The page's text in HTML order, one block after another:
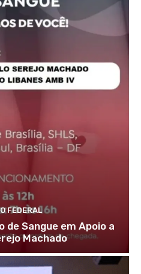
FEDERAL
de Sangue em Apoio a
Machado